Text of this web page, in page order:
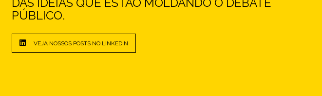
PÚBLICO.
VEJA NOSSOS POSTS NO LINKEDIN